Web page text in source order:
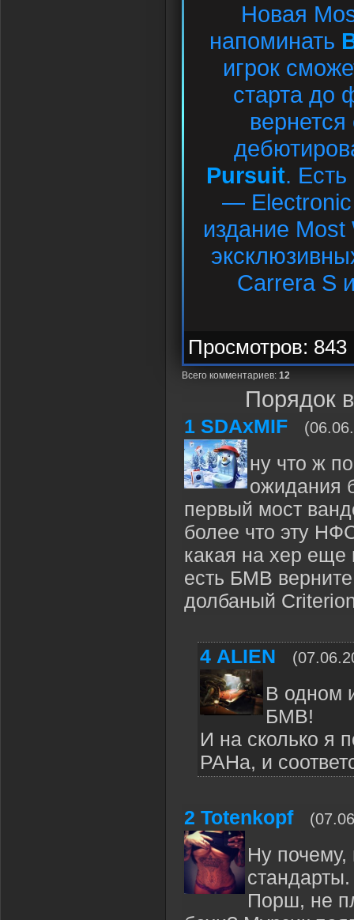
Новая
напоминать
игрок
старта до
Pursuit.
— Electronic
издание Most
Carrera S
Просмотров:
Всего комментариев: 12
Порядок
1 SDAxMIF
ну что ж
ожидания
первый мост
более что эту
какая на хер
есть БМВ
долбаный
4 ALIEN
В одном
БМВ!
И на сколько я
РАНа, и
2 Totenkopf
Ну почему,
Порш, не